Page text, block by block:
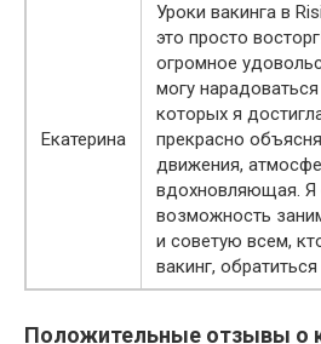
Екатерина
Уроки вакинга в
это просто
огромное
могу нарадоваться
которых я
прекрасно
движения,
вдохновляющая. Я
возможность
и советую всем,
вакинг,
Положительные отзывы о